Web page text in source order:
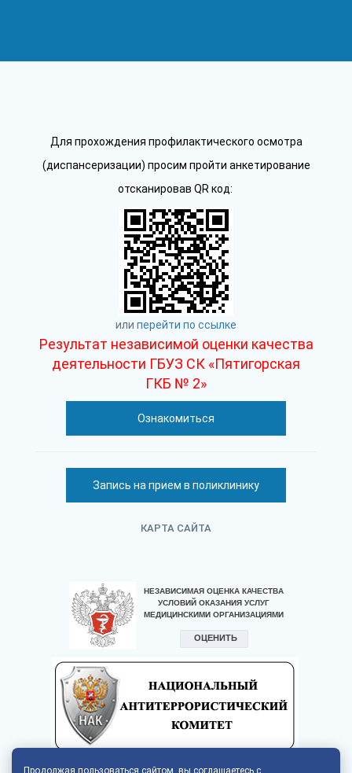
Для прохождения профилактического осмотра
(диспансеризации) просим пройти анкетирование
отсканировав QR код:
или перейти по ссылке
Результат независимой оценки качества
деятельности ГБУЗ СК «Пятигорская
ГКБ № 2»
Ознакомиться
Запись на прием в поликлинику
КАРТА САЙТА
Продолжая пользоваться сайтом, вы соглашаетесь с